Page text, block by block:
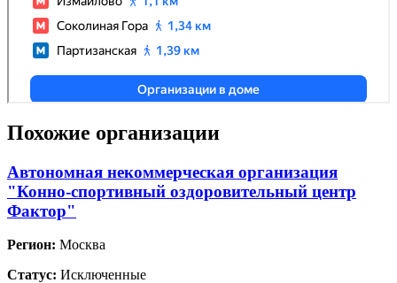
Похожие организации
Автономная некоммерческая организация
"Конно-спортивный оздоровительный центр
Фактор"
Регион: Москва
Статус: Исключенные